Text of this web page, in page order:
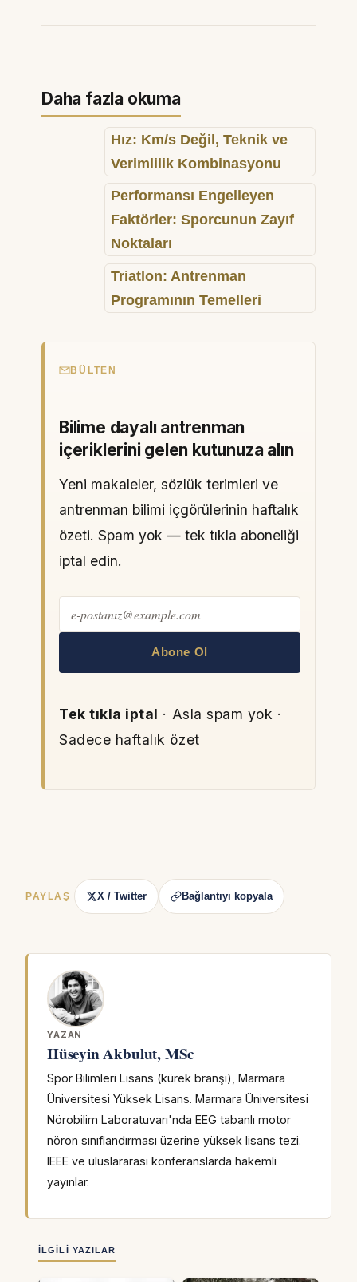
Daha fazla okuma
Hız: Km/s Değil, Teknik ve
Verimlilik Kombinasyonu
Performansı Engelleyen
Faktörler: Sporcunun Zayıf
Noktaları
Triatlon: Antrenman
Programının Temelleri
BÜLTEN
Bilime dayalı antrenman
içeriklerini gelen kutunuza alın
Yeni makaleler, sözlük terimleri ve
antrenman bilimi içgörülerinin haftalık
özeti. Spam yok — tek tıkla aboneliği
iptal edin.
Abone Ol
Tek tıkla iptal · Asla spam yok ·
Sadece haftalık özet
PAYLAŞ X / Twitter Bağlantıyı kopyala
YAZAN
Hüseyin Akbulut, MSc
Spor Bilimleri Lisans (kürek branşı), Marmara
Üniversitesi Yüksek Lisans. Marmara Üniversitesi
Nörobilim Laboratuvarı'nda EEG tabanlı motor
nöron sınıflandırması üzerine yüksek lisans tezi.
IEEE ve uluslararası konferanslarda hakemli
yayınlar.
İLGILI YAZILAR